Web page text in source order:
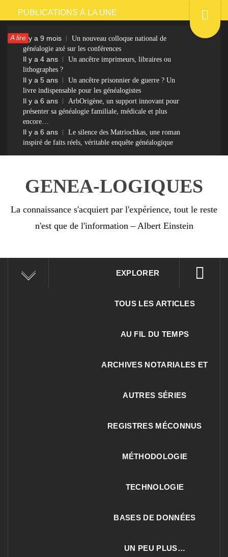
Passer
contenu
PUBLICATIONS À LA UNE
A lireIl y a 9 mois
Un nouveau colloque national de
généalogie axé sur les conférences
Il y a 4 ans
Un ancêtre imprimeurs, libraires ou
lithographes ?
Il y a 5 ans
Un ancêtre prisonnier de guerre ? Un
livre indispensable pour les généalogistes
Il y a 6 ans
ArbOrigène, un support innovant pour
présenter sa généalogie familiale, médicale et plus
encore…
Il y a 6 ans
Le silence des Matriochkas, une roman
inspiré de faits réels, véritable enquête généalogique
GENEA-LOGIQUES
La connaissance s'acquiert par l'expérience, tout le reste
n'est que de l'information – Albert Einstein
EXPLORER
TOUS LES ARTICLES
AU FIL DU TEMPS
ARCHIVES NOTARIALES ET
AUTRES SÉRIES
REGISTRES MÉCONNUS
MÉTHODOLOGIE
TECHNOLOGIE
BASES DE DONNÉES
UN PEU PLUS…